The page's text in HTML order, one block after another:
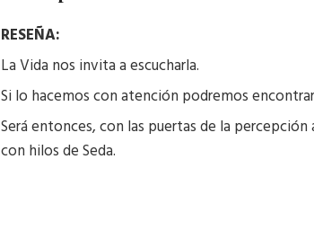
RESEÑA:
La Vida nos invita a escucharla.
Si lo hacemos con atención podremos
Será entonces, con las puertas de la
con hilos de Seda.